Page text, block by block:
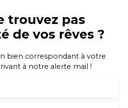
trouvez pas
de vos rêves ?
bien correspondant à votre
à notre alerte mail !